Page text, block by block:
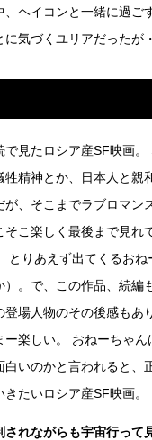
、ヘイコンと一緒に過ご
気づくユリアだったが
で見たロシア産SF映画
精神とか、日本人と親
が、そこまでラブロマン
そこ楽しく最後まで見れ
とりあえず出てくるおね
）。で、この作品、続編
登場人物のその後感もあ
ー楽しい。 おねーちゃ
白いのかと言われると、
たいロシア産SF映画。
れながらも宇宙行って